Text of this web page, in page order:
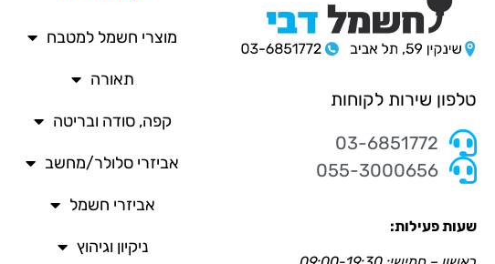
טלפון שירות לקוחות
03-6851772
055-3000656
שעות פעילות:
מוצרי חשמל למטבח
תאורה
קפה, סודה ובריטה
אביזרי סלולר/מחשב
אביזרי חשמל
ניקיון וגיהוץ